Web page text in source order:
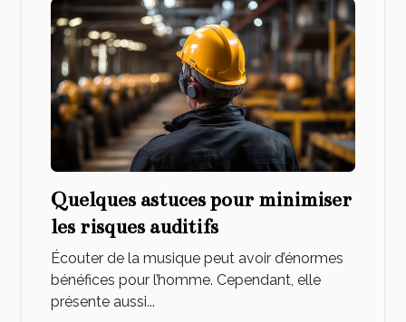
Quelques astuces pour minimiser
les risques auditifs
Écouter de la musique peut avoir d’énormes
bénéfices pour l’homme. Cependant, elle
présente aussi...